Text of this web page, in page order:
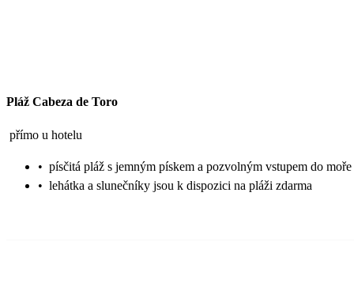
Pláž Cabeza de Toro
přímo u hotelu
• písčitá pláž s jemným pískem a pozvolným vstupem do moře
• lehátka a slunečníky jsou k dispozici na pláži zdarma